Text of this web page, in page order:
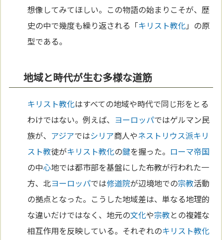
想像してみてほしい。この物語の始まりこそが、歴
史の中で幾度も繰り返される「キリスト教化 」の原
型である。
地域と時代が生む多様な道筋
キリスト教化はすべての地域や時代で同じ形をとる
わけではない。例えば、 ヨーロッパではゲルマン民
族が、 アジアではシリア商人やネストリウス派キリ
スト教徒がキリスト教化の鍵を握った。 ローマ帝国
の中心地では都市部を基盤にした布教が行われた一
方、北ヨーロッパでは修道院が辺境地での宗教活動
の拠点となった。こうした地域差は、単なる地理的
な違いだけではなく、地元の文化や宗教との複雑な
相互作用を反映している。それぞれのキリスト教化